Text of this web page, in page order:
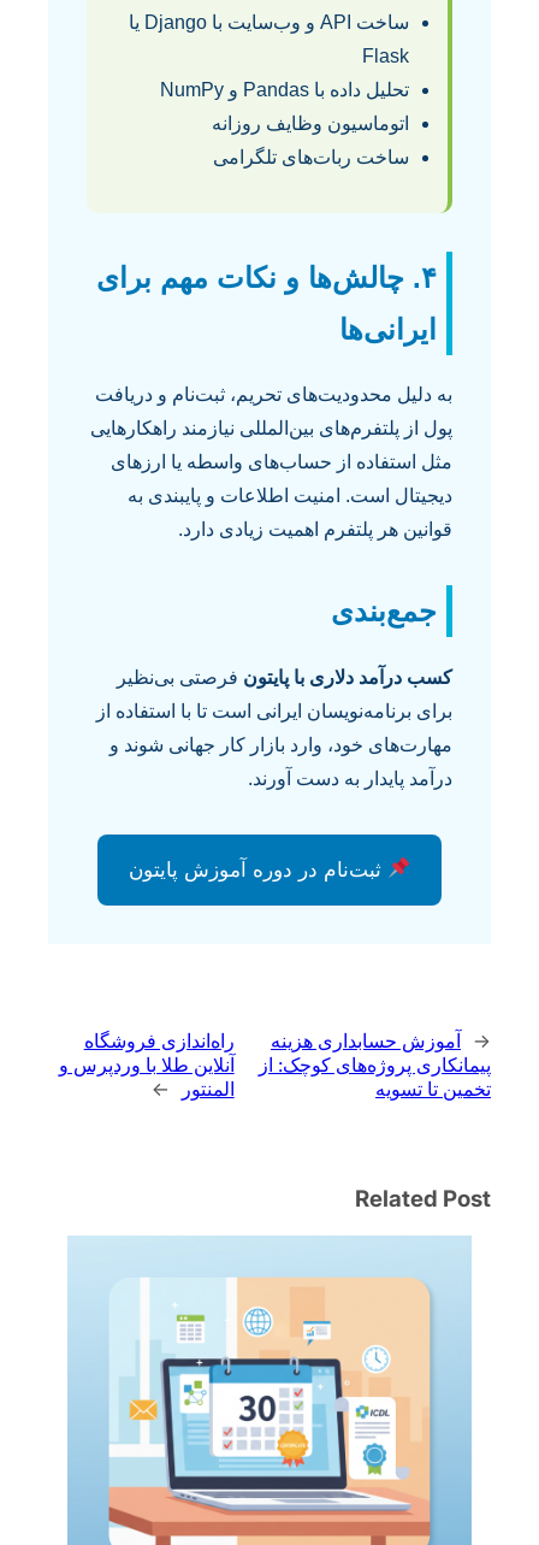
ساخت API و وب‌سایت با Django یا
Flask
تحلیل داده با Pandas و NumPy
اتوماسیون وظایف روزانه
ساخت ربات‌های تلگرامی
۴. چالش‌ها و نکات مهم برای
ایرانی‌ها
به دلیل محدودیت‌های تحریم، ثبت‌نام و دریافت
پول از پلتفرم‌های بین‌المللی نیازمند راهکارهایی
مثل استفاده از حساب‌های واسطه یا ارزهای
دیجیتال است. امنیت اطلاعات و پایبندی به
قوانین هر پلتفرم اهمیت زیادی دارد.
جمع‌بندی
کسب درآمد دلاری با پایتون فرصتی بی‌نظیر
برای برنامه‌نویسان ایرانی است تا با استفاده از
مهارت‌های خود، وارد بازار کار جهانی شوند و
درآمد پایدار به دست آورند.
ثبت‌نام در دوره آموزش پایتون
← آموزش حسابداری هزینه
پیمانکاری پروژه‌های کوچک: از
تخمین تا تسویه
راه‌اندازی فروشگاه
آنلاین طلا با وردپرس و
المنتور
→
Related Post